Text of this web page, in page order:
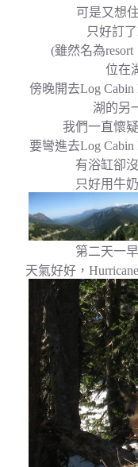
可是又想
只好訂
(雖然名為resort
位在
傍晚開去Log Cabin
湖的另
我們一直懷
要彎進去Log Cabin
有浴缸卻
只好用牛
第二天一
天氣好好，